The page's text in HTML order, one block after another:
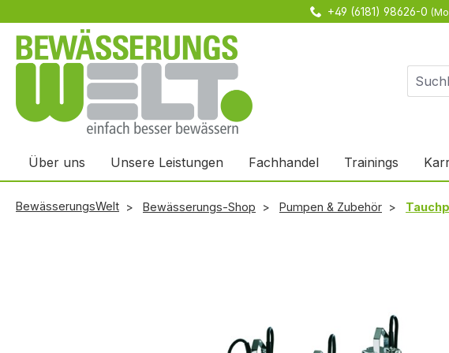
+49 (6181) 98626-0
Über uns Unsere Leistungen Fachhandel Trainings
BewässerungsWelt Bewässerungs-Shop Pumpen & Zubehör